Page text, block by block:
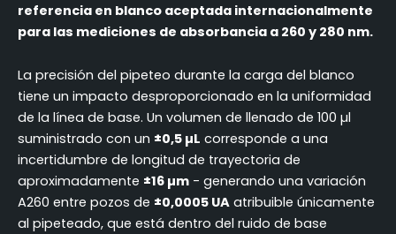
referencia en blanco aceptada internacionalmente
para las mediciones de absorbancia a 260 y 280 nm.
La precisión del pipeteo durante la carga del blanco
tiene un impacto desproporcionado en la uniformidad
de la línea de base. Un volumen de llenado de 100 µl
suministrado con un ±0,5 µL corresponde a una
incertidumbre de longitud de trayectoria de
aproximadamente ±16 µm - generando una variación
A260 entre pozos de ±0,0005 UA atribuible únicamente
al pipeteado, que está dentro del ruido de base